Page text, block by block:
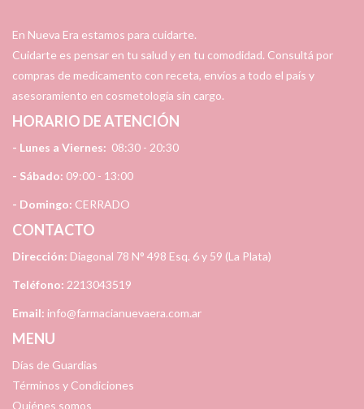
En Nueva Era estamos para cuidarte.
Cuidarte es pensar en tu salud y en tu comodidad. Consultá por
compras de medicamento con receta, envíos a todo el país y
asesoramiento en cosmetología sin cargo.
HORARIO DE ATENCIÓN
- Lunes a Viernes: 08:30 - 20:30
- Sábado: 09:00 - 13:00
- Domingo: CERRADO
CONTACTO
Dirección: Diagonal 78 N° 498 Esq. 6 y 59 (La Plata)
Teléfono: 2213043519
Email: info@farmacianuevaera.com.ar
MENU
Días de Guardias
Términos y Condiciones
Quiénes somos